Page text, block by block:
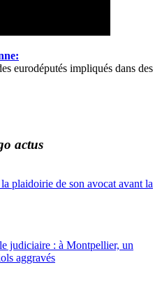
eurodéputés impliqués dans des
actus
plaidoirie de son avocat avant la
judiciaire : à Montpellier, un
aggravés